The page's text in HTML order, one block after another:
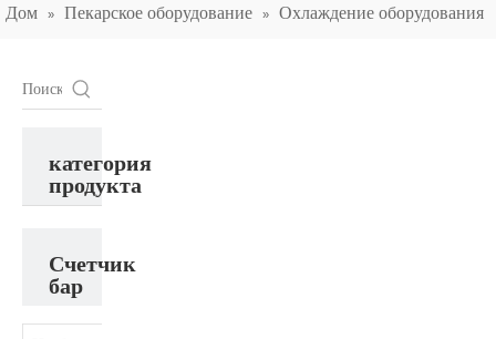
Дом » Пекарское оборудование » Охлаждение оборудования
категория
продукта
Счетчик
бар